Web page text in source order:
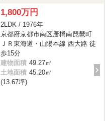
1,800万円
2LDK / 1976年
京都府京都市南区唐橋南琵琶町
ＪＲ東海道・山陽本線 西大路 徒
歩15分
建物面積 49.27㎡
土地面積 45.20㎡
(13.67坪)